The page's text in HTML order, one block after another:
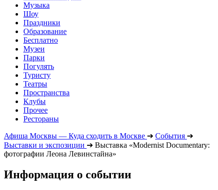
Музыка
Шоу
Праздники
Образование
Бесплатно
Музеи
Парки
Погулять
Туристу
Театры
Пространства
Клубы
Прочее
Рестораны
Афиша Москвы — Куда сходить в Москве ➔ События ➔
Выставки и экспозиции ➔ Выставка «Modernist Documentary:
фотографии Леона Левинстайна»
Информация о событии